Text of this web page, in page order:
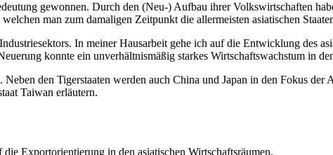
gewonnen. Durch den (Neu-) Aufbau ihrer Volkswirtschaften
man zum damaligen Zeitpunkt die allermeisten asiatischen
In meiner Hausarbeit gehe ich auf die Entwicklung des
konnte ein unverhältnismäßig starkes Wirtschaftswachstum in
den Tigerstaaten werden auch China und Japan in den Fokus der
Taiwan erläutern.
Exportorientierung in den asiatischen Wirtschaftsräumen.